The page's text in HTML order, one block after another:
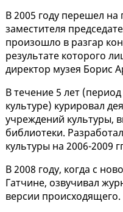
В 2005 году перешел на
заместителя
произошло в разгар
результате которого
директор музея Борис
В течение 5 лет
культуре) курировал
учреждений культуры,
библиотеки.
культуры на 2006-2009
В 2008 году, когда с
Гатчине, озвучивал
версии происходящего.